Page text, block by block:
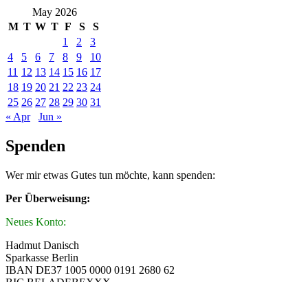
May 2026
M T W T F S
S
1
2
3
4
5 6 7 8 9
10
11 12 13 14 15 16 17
18 19 20 21 22 23 24
25 26 27 28 29 30 31
« Apr
Jun »
Spenden
Wer mir etwas Gutes tun möchte, kann spenden:
Per Überweisung:
Neues Konto:
Hadmut Danisch
Sparkasse Berlin
IBAN DE37 1005 0000 0191 2680 62